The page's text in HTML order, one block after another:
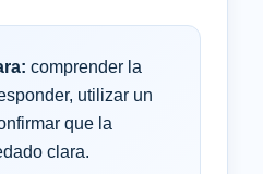
comprender la
utilizar un
que la
clara.